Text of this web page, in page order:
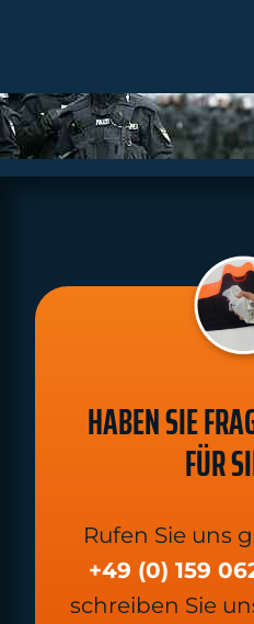
Kontakt
HABEN SIE
FÜR
Rufen Sie uns
+49 (0) 159
schreiben Sie